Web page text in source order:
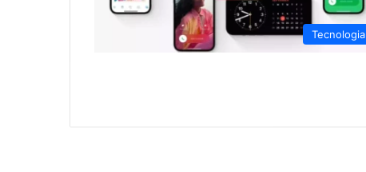
Tecnologia